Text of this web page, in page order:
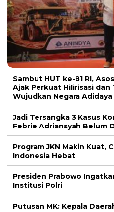
Sambut HUT ke-81 RI,
Ajak Perkuat Hilirisasi dan
Wujudkan Negara Adidaya
Jadi Tersangka 3 Kasus
Febrie Adriansyah Belum
Program JKN Makin Kuat,
Indonesia Hebat
Presiden Prabowo
Institusi Polri
Putusan MK: Kepala